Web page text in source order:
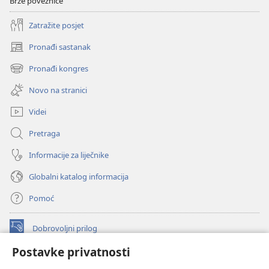
Postavke privatnosti
Zatražite posjet
Pronađi sastanak
(otvara
se
novi
prozor)
Pronađi kongres
(otvara
se
novi
prozor)
Novo na stranici
Videi
Pretraga
Informacije za liječnike
Globalni katalog informacija
Pomoć
Dobrovoljni prilog
(otvara
novi
INTERNETSKA BIBLIOTEKA Watchtower